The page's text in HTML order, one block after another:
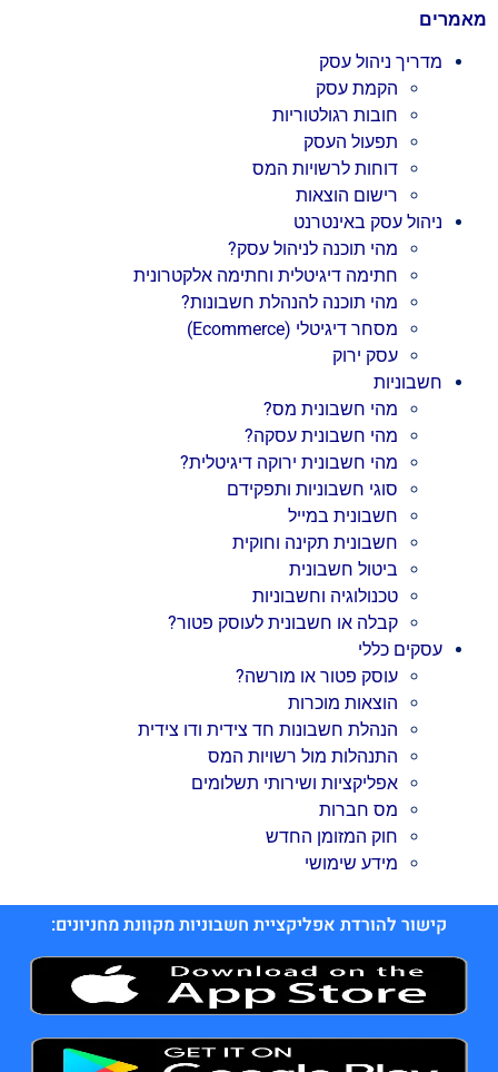
מאמרים
מדריך ניהול עסק
הקמת עסק
חובות רגולטוריות
תפעול העסק
דוחות לרשויות המס
רישום הוצאות
ניהול עסק באינטרנט
מהי תוכנה לניהול עסק?
חתימה דיגיטלית וחתימה אלקטרונית
מהי תוכנה להנהלת חשבונות?
מסחר דיגיטלי (Ecommerce)
עסק ירוק
חשבוניות
מהי חשבונית מס?
מהי חשבונית עסקה?
מהי חשבונית ירוקה דיגיטלית?
סוגי חשבוניות ותפקידם
חשבונית במייל
חשבונית תקינה וחוקית
ביטול חשבונית
טכנולוגיה וחשבוניות
קבלה או חשבונית לעוסק פטור?
עסקים כללי
עוסק פטור או מורשה?
הוצאות מוכרות
הנהלת חשבונות חד צידית ודו צידית
התנהלות מול רשויות המס
אפליקציות ושירותי תשלומים
מס חברות
חוק המזומן החדש
מידע שימושי
קישור להורדת אפליקציית חשבוניות מקוונת מחניונים: